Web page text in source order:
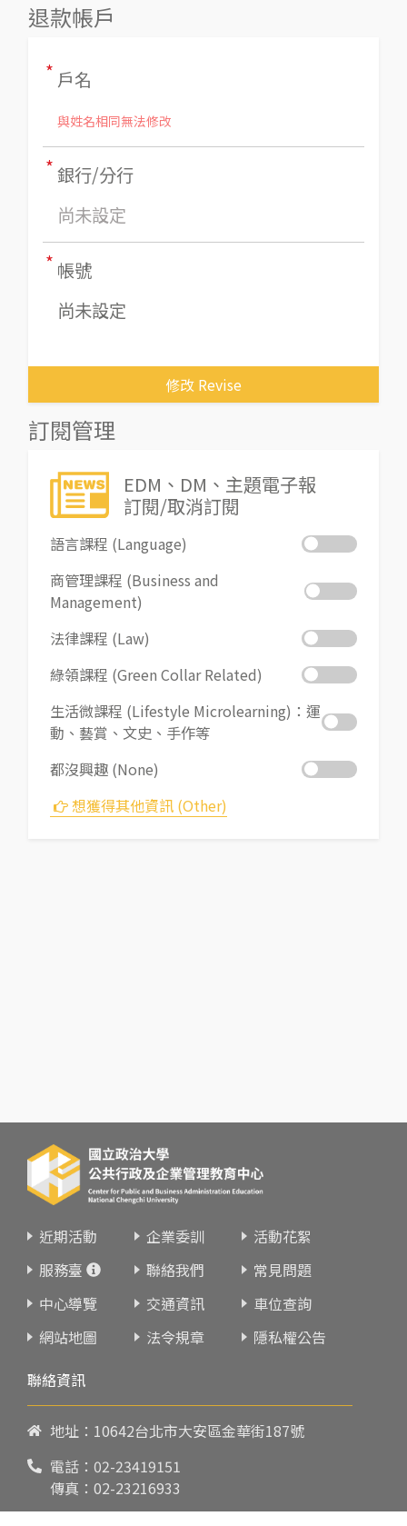
退款帳戶
* 戶名
與姓名相同無法修改
*銀行/分行
尚未設定
* 帳號
尚未設定
修改 Revise
訂閱管理
EDM、DM、主題電子報
訂閱/取消訂閱
語言課程 (Language)
商管理課程 (Business and
Management)
法律課程 (Law)
綠領課程 (Green Collar Related)
生活微課程 (Lifestyle Microlearning)：運
動、藝賞、文史、手作等
都沒興趣 (None)
想獲得其他資訊 (Other)
近期活動 企業委訓
活動花絮
服務臺
聯絡我們
常見問題
中心導覽
交通資訊
車位查詢
網站地圖
法令規章
隱私權公告
聯絡資訊
地址：10642台北市大安區金華街187號
電話： 02-23419151
傳真：02-23216933